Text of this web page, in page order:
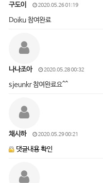
구도이 2020.05.26 01:19
Doiku 참여완료
나나조아 2020.05.28 00:32
sjeunkr 참여완료요^^
채시하 2020.05.29 00:21
댓글내용 확인